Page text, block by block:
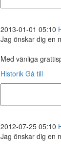
2013-01-01 05:10
Jag önskar dig en
Med vänliga
Historik Gå till
2012-07-25 05:10
Jag önskar dig en